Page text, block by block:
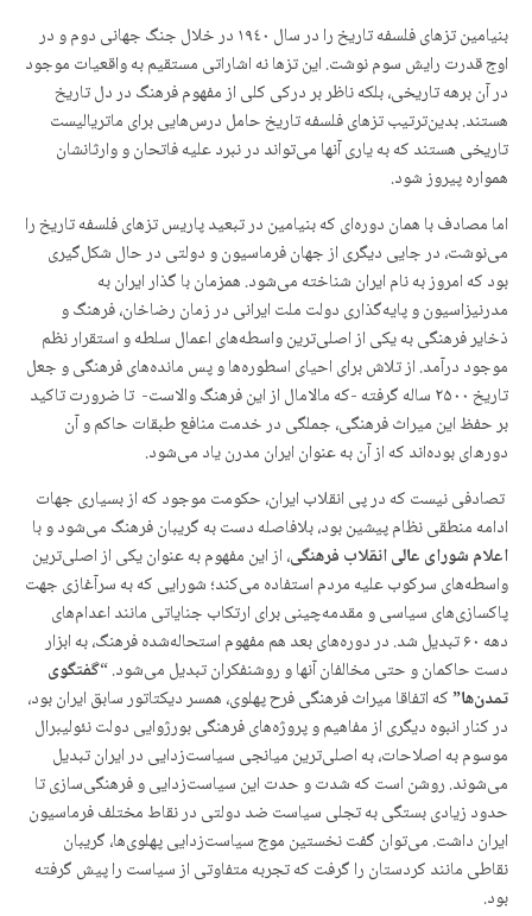
بنیامین تزهای فلسفه تاریخ را در سال ١٩٤٠ در خلال جنگ جهانی دوم و در
اوج قدرت رایش سوم نوشت. این تزها نه اشاراتی مستقیم به واقعیات موجود
در آن برهه تاریخی، بلکه ناظر بر درکی کلی از مفهوم فرهنگ در دل تاریخ
هستند. بدین‌ترتیب تزهای فلسفه تاریخ حامل درس‌هایی برای ماتریالیست
تاریخی هستند که به یاری آنها می‌تواند در نبرد علیه فاتحان و وارثانشان
همواره پیروز شود.
اما مصادف با همان دوره‌ای که بنیامین در تبعید پاریس تزهای فلسفه تاریخ را
می‌نوشت، در جایی دیگری از جهان فرماسیون و دولتی در حال شکل‌گیری
بود که امروز به نام ایران شناخته می‌شود. همزمان با گذار ایران به
مدرنیزاسیون و پایه‌گذاری دولت ملت ایرانی در زمان رضاخان، فرهنگ و
ذخایر فرهنگی به یکی از اصلی‌ترین واسطه‌های اعمال سلطه و استقرار نظم
موجود درآمد. از تلاش برای احیای اسطوره‌ها و پس مانده‌های فرهنگی و جعل
تاریخ ۲۵۰۰ ساله گرفته -که مالامال از این فرهنگ والاست- تا ضرورت تاکید
بر حفظ این میراث فرهنگی، جملگی در خدمت منافع طبقات حاکم و آن
دور‌ه‌ای بوده‌اند که از آن به عنوان ایران مدرن یاد می‌شود.
تصادفی نیست که در پی انقلاب ایران، حکومت موجود که از بسیاری جهات
ادامه منطقی نظام پیشین بود، بلافاصله دست به گریبان فرهنگ می‌شود و با
اعلام شورای عالی انقلاب فرهنگی، از این مفهوم به عنوان یکی از اصلی‌ترین
واسطه‌های سرکوب علیه مردم استفاده می‌کند؛ شورایی که به سرآغازی جهت
پاکسازی‌های سیاسی و مقدمه‌چینی برای ارتکاب جنایاتی مانند اعدام‌های
دهه ۶۰ تبدیل شد. در دوره‌های بعد هم مفهوم استحاله‌شده فرهنگ، به ابزار
دست حاکمان و حتی مخالفان آنها و روشنفکران تبدیل می‌شود. “گفتگوی
تمدن‌ها”که اتفاقا میراث فرهنگی فرح پهلوی، همسر دیکتاتور سابق ایران بود،
در کنار انبوه دیگری از مفاهیم و پروژه‌های فرهنگی بورژوایی دولت نئولیبرال
موسوم به اصلاحات، به اصلی‌ترین میانجی سیاست‌زدایی در ایران تبدیل
می‌شوند. روشن است که شدت و حدت این سیاست‌زدایی و فرهنگی‌سازی تا
حدود زیادی بستگی به تجلی سیاست ضد دولتی در نقاط مختلف فرماسیون
ایران داشت. می‌توان گفت نخستین موج سیاست‌زدایی پهلوی‌ها، گریبان
نقاطی مانند کردستان را گرفت که تجربه متفاوتی از سیاست را پیش گرفته
بود.